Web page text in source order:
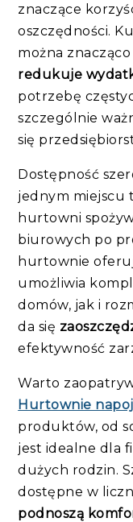
znaczące
oszczędności.
można
redukuje
potrzebę
szczególnie
się
Dostępność
jednym miejscu
hurtowni
biurowych po
hurtownie
umożliwia
domów, jak i
da się
efektywność
Warto
Hurtownie
produktów, od
jest idealne dla
dużych rodzin.
dostępne w
podnoszą